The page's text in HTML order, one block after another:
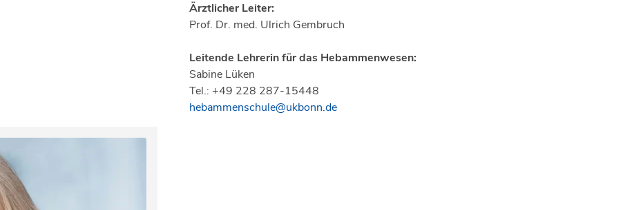
Ärztlicher Leiter:
Prof. Dr. med. Ulrich Gembruch
Leitende Lehrerin für das Hebammenwesen:
Sabine Lüken
Tel.: +49 228 287-15448
hebammenschule@ukbonn.de